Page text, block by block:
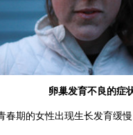
卵巢发育不良的症
春期的女性出现生长发育缓